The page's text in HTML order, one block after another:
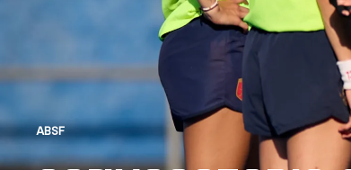
ABSF